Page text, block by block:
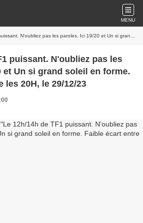
MENU
pas les paroles, Ici 19/20 et Un si grand soleil en forme. Faible écart entre les 20H, le 29/12/23
puissant. N'oubliez pas les
et Un si grand soleil en forme.
les 20H, le 29/12/23